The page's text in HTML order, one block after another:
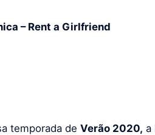
– Rent a Girlfriend
temporada de Verão 2020, a